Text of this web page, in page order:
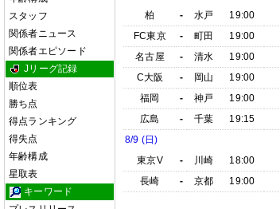
スタッフ
関係者ニュース
関係者エピソード
Jリーグ記録
順位表
勝ち点
得点ランキング
得失点
年齢構成
星取表
キーワード
柏
- 水戸 19:00
FC東京
- 町田 19:00
名古屋
- 清水 19:00
C大阪
- 岡山 19:00
福岡
- 神戸 19:00
広島
- 千葉 19:15
8/9 (日)
東京V
- 川崎 18:00
長崎
- 京都 19:00